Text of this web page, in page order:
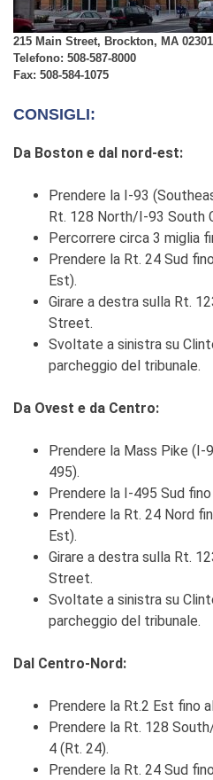
215 Main Street, Brockton, MA 02301
Telefono: 508-587-8000
Fax: 508-584-1075
CONSIGLI:
Da Boston e dal nord-est:
Prendere la I-93
Rt. 128 North/I-93 South
Percorrere circa 3 miglia
Prendere la Rt. 24 Sud
Est).
Girare a destra sulla Rt.
Street.
Svoltate a sinistra su
parcheggio del tribunale.
Da Ovest e da Centro:
Prendere la Mass Pike
495).
Prendere la I-495 Sud
Prendere la Rt. 24 Nord
Est).
Girare a destra sulla Rt.
Street.
Svoltate a sinistra su
parcheggio del tribunale.
Dal Centro-Nord:
Prendere la Rt.2 Est fino
Prendere la Rt. 128
4 (Rt. 24).
Prendere la Rt. 24 Sud